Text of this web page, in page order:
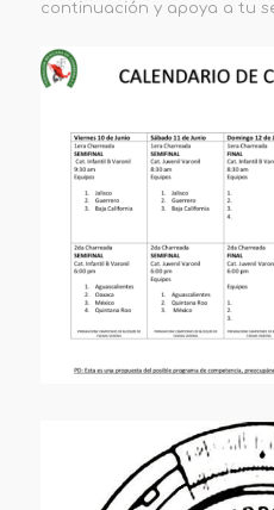
continuación y apoya a tu